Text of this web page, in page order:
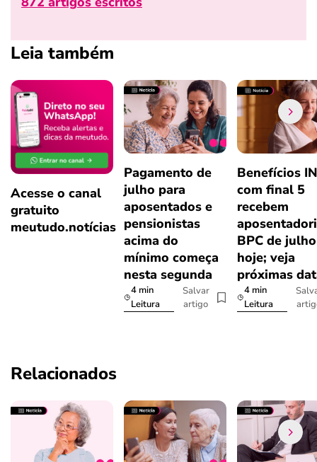
Leia também
Acesse o canal
gratuito
meutudo.notícias
Pagamento de
julho para
aposentados e
pensionistas
acima do
mínimo começa
nesta segunda
4 min
Leitura
Salvar
artigo
Benefícios
com final 5
recebem
BPC de julho
hoje; veja
próximas
4 min
Leitura
Relacionados